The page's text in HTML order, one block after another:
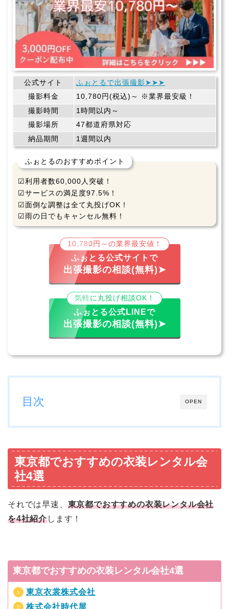
公式サイト
ふぉとるで出張撮影➤➤➤
撮影料金
10,780円(税込)～ ※業界最安級！
撮影時間
1時間以内～
撮影場所
47都道府県対応
納品期間
1週間以内
ふぉとるのおすすめポイント
☑利用者数60,000人突破！
☑サービスの満足度97.5%！
☑面倒な調整は全て丸投げOK！
☑雨の日でもキャンセル無料！
10,780円～の業界最安値！
ふぉとる公式サイトで
出張撮影の相談(無料)➤
気軽に丸投げ相談OK！
ふぉとる公式LINEで
出張撮影の相談(無料)➤
OPEN
目次
東京都でおすすめの衣装レンタル会
社4選
それでは早速、 東京都でおすすめの衣装レンタル会社
を4社紹介します！
東京都でおすすめの衣装レンタル会社4選
東京衣裳株式会社
株式会社時代屋